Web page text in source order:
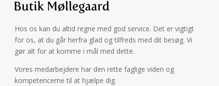
Hos os kan du altid regne med god service. Det er vigtigt
for os, at du går herfra glad og tilfreds med dit besøg. Vi
gør alt for at komme i mål med dette.
Vores medarbejdere har den rette faglige viden og
kompetencerne til at hjælpe dig.